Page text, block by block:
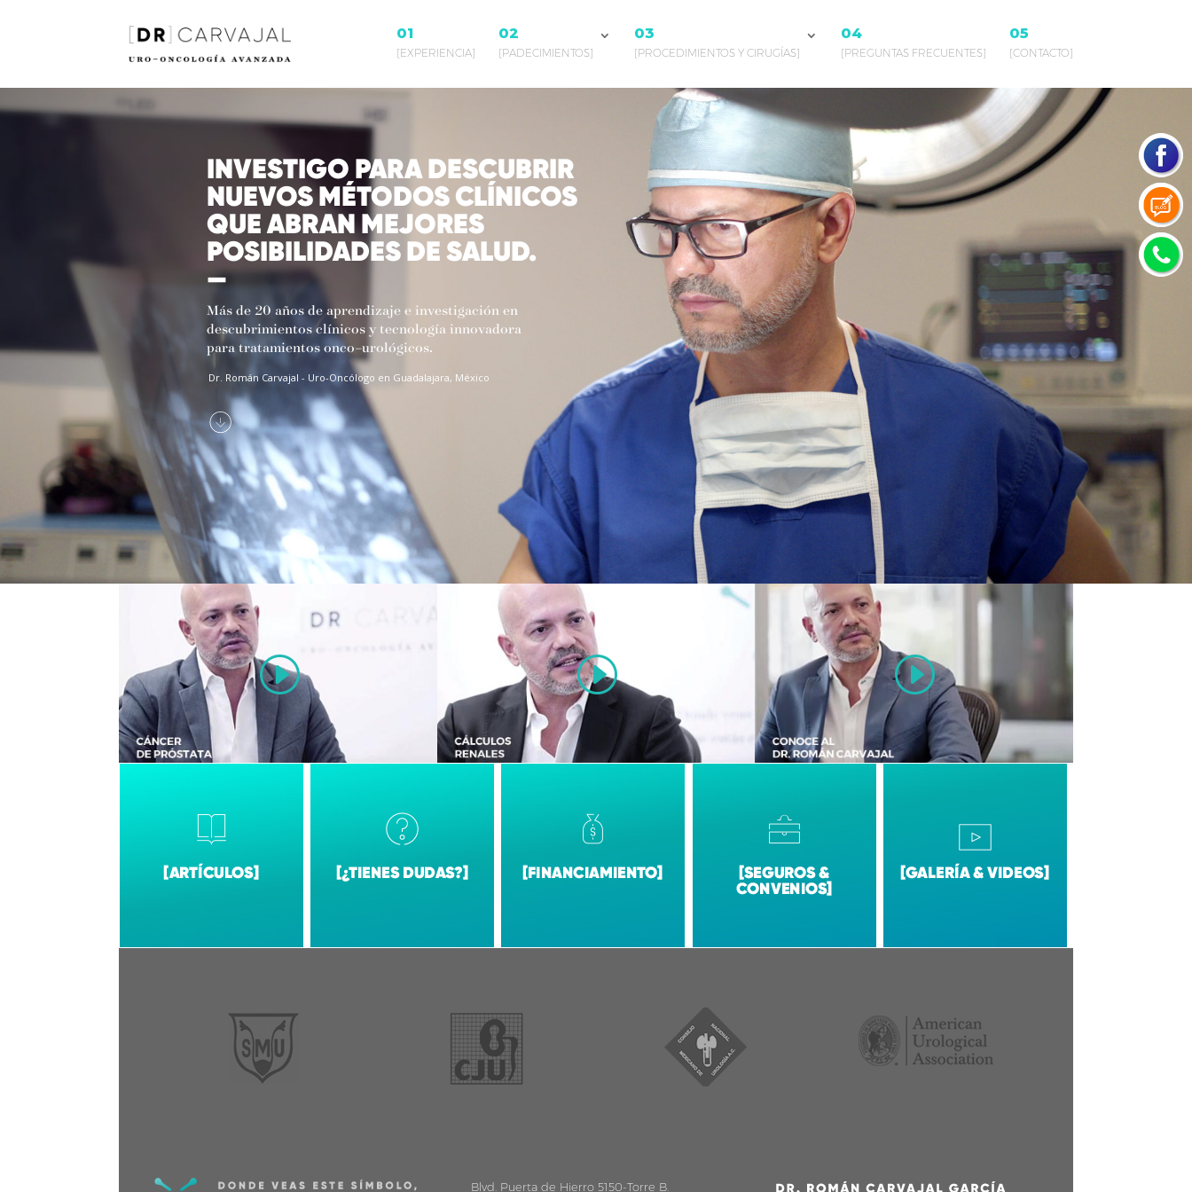
01
[EXPERIENCIA]
02
[PADECIMIENTOS]
03
[PROCEDIMIENTOS Y CIRUGÍAS]
04
[PREGUNTAS FRECUENTES]
05
[CONTACTO]
INVESTIGO PARA DESCUBRIR
NUEVOS MÉTODOS CLÍNICOS
QUE ABRAN MEJORES
POSIBILIDADES DE SALUD.
—
Más de 20 años de aprendizaje e investigación en
descubrimientos clínicos y tecnología innovadora
para tratamientos onco–urológicos.
Dr. Román Carvajal - Uro-Oncólogo en Guadalajara, México
Blvd. Puerta de Hierro 5150-Torre B.